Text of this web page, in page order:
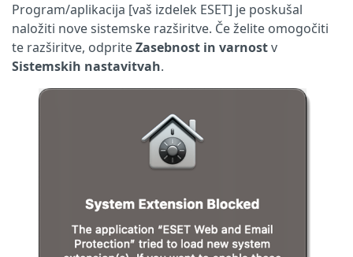
Program/aplikacija [vaš izdelek ESET] je poskušal
naložiti nove sistemske razširitve. Če želite omogočiti
te razširitve, odpriteZasebnost in varnostv
Sistemskih nastavitvah.